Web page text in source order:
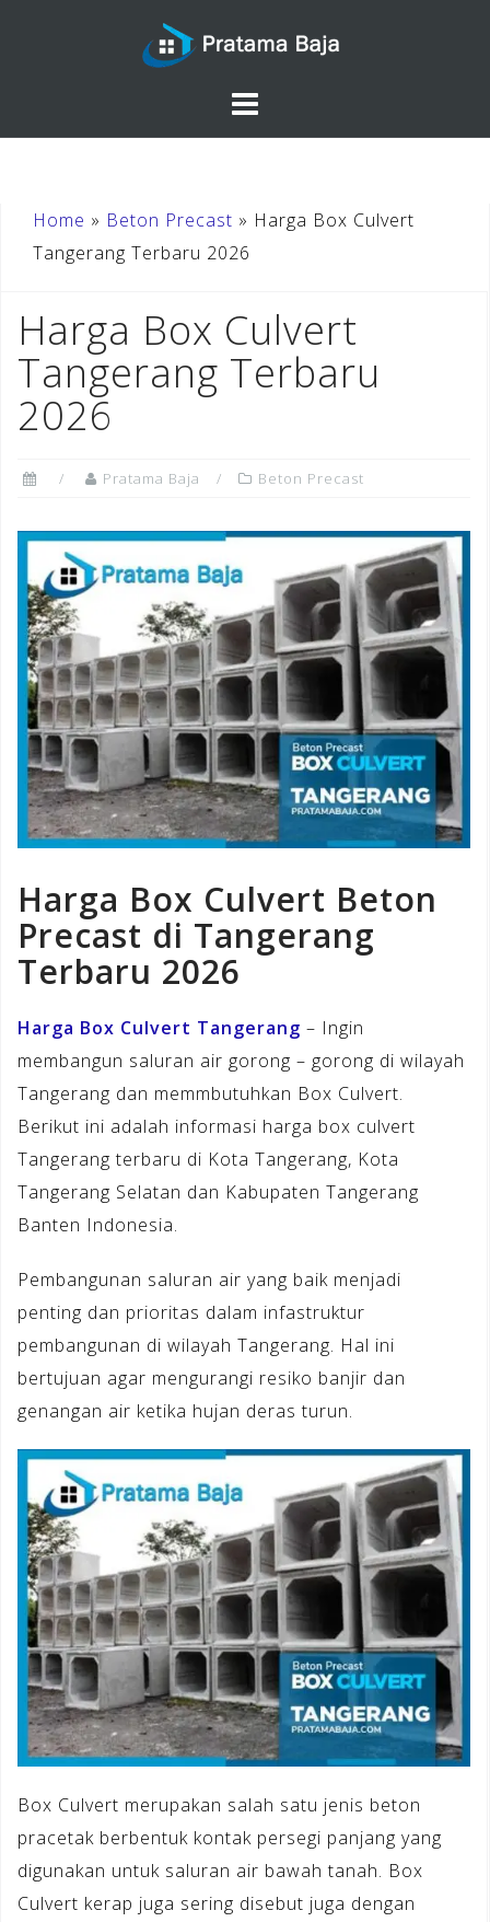
Home » Beton Precast » Harga Box Culvert
Tangerang Terbaru 2026
Harga Box Culvert
Tangerang Terbaru
2026
Pratama Baja Beton Precast
Harga Box Culvert Beton
Precast di Tangerang
Terbaru 2026
Harga Box Culvert Tangerang – Ingin
membangun saluran air gorong – gorong di wilayah
Tangerang dan memmbutuhkan Box Culvert.
Berikut ini adalah informasi harga box culvert
Tangerang terbaru di Kota Tangerang, Kota
Tangerang Selatan dan Kabupaten Tangerang
Banten Indonesia.
Pembangunan saluran air yang baik menjadi
penting dan prioritas dalam infastruktur
pembangunan di wilayah Tangerang. Hal ini
bertujuan agar mengurangi resiko banjir dan
genangan air ketika hujan deras turun.
Box Culvert merupakan salah satu jenis beton
pracetak berbentuk kontak persegi panjang yang
digunakan untuk saluran air bawah tanah. Box
Culvert kerap juga sering disebut juga dengan